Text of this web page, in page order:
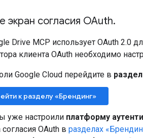
экран согласия OAuth.
Drive MCP использует OAuth 2.0
клиента OAuth необходимо
Google Cloud перейдите в
к разделу «Брендинг»
уже настроили платформу
согласия OAuth в разделах